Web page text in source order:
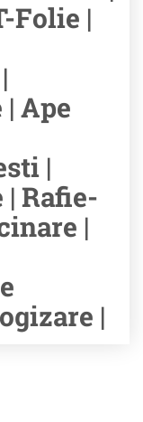
Folie |
Ape
|
Rafie-
|
|